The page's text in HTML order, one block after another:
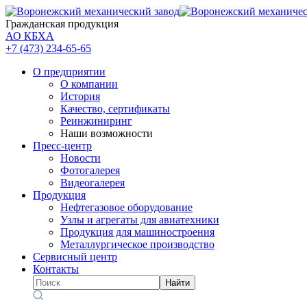
Гражданская продукция
АО КБХА
+7 (473) 234-65-65
О предприятии
О компании
История
Качество, сертификаты
Реинжиниринг
Наши возможности
Пресс-центр
Новости
Фотогалерея
Видеогалерея
Продукция
Нефтегазовое оборудование
Узлы и агрегаты для авиатехники
Продукция для машиностроения
Металлургическое производство
Сервисный центр
Контакты
Найти